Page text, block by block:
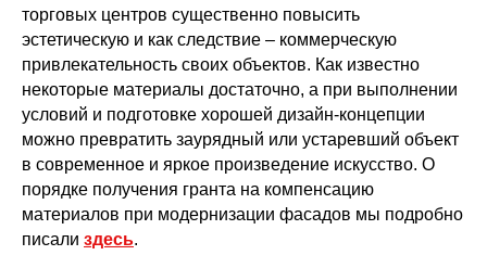
торговых центров существенно повысить
эстетическую и как следствие – коммерческую
привлекательность своих объектов. Как известно
некоторые материалы достаточно, а при выполнении
условий и подготовке хорошей дизайн-концепции
можно превратить заурядный или устаревший объект
в современное и яркое произведение искусство. О
порядке получения гранта на компенсацию
материалов при модернизации фасадов мы подробно
писали здесь.